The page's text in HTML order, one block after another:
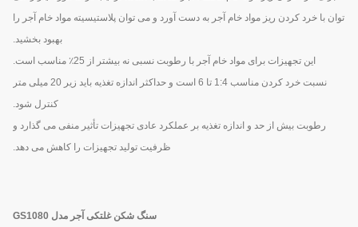
توان با خرد کردن ریز مواد خام آجر به دست آورد و می توان پلاستیسیته مواد خام آجر را
بهبود بخشید.
این تجهیزات برای مواد خام آجر با رطوبت نسبی نه بیشتر از 25٪ مناسب است.
نسبت خرد کردن مناسب 1:4 تا 6 است و حداکثر اندازه تغذیه باید زیر 20 میلی متر
کنترل شود.
رطوبت بیش از حد و اندازه تغذیه بر عملکرد عادی تجهیزات تأثیر منفی می گذارد و
ظرفیت تولید تجهیزات را کاهش می دهد.
سنگ شکن غلتکی آجر مدل GS1080